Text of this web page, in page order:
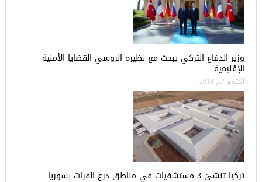
وزير الدفاع التركي يبحث مع نظيره الروسي القضايا الأمنية
الإقليمية
أكتوبر 27, 2018
تركيا تنشئ 3 مستشفيات في مناطق درع الفرات بسوريا